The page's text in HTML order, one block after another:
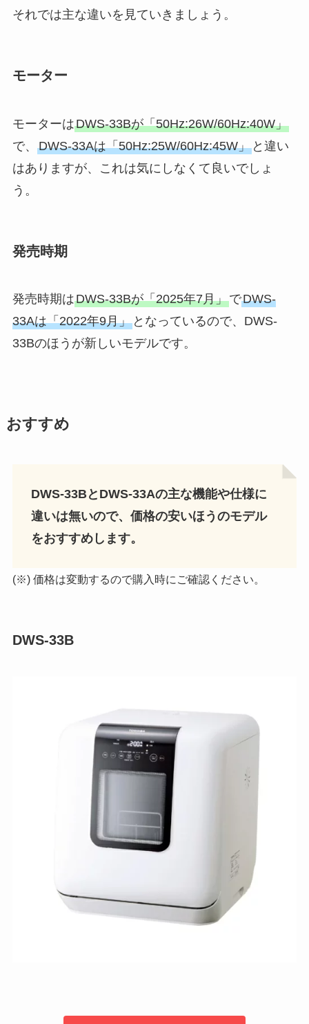
それでは主な違いを見ていきましょう。
モーター
モーターはDWS-33Bが「50Hz:26W/60Hz:40W」
で、 DWS-33Aは「50Hz:25W/60Hz:45W」と違い
はありますが、これは気にしなくて良いでしょ
う。
発売時期
発売時期はDWS-33Bが「2025年7月」でDWS-
33Aは「2022年9月」となっているので、DWS-
33Bのほうが新しいモデルです。
おすすめ
DWS-33BとDWS-33Aの主な機能や仕様に
違いは無いので、価格の安いほうのモデル
をおすすめします。
(※) 価格は変動するので購入時にご確認ください。
DWS-33B